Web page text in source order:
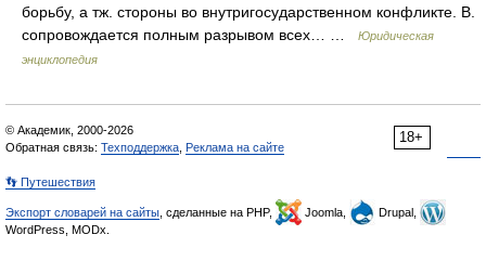
борьбу, а тж. стороны во внутригосударственном конфликте. В.
сопровождается полным разрывом всех… …
Юридическая
энциклопедия
18+
© Академик, 2000-2026
Обратная связь: Техподдержка Реклама на сайте
👣 Путешествия
Экспорт словарей на сайты , сделанные на PHP, Joomla,
Drupal,
WordPress, MODx.